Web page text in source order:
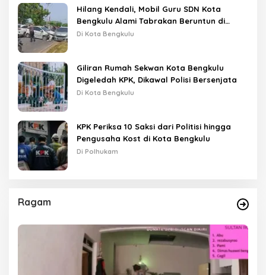
Hilang Kendali, Mobil Guru SDN Kota
Bengkulu Alami Tabrakan Beruntun di
Lampu Merah
Di Kota Bengkulu
Giliran Rumah Sekwan Kota Bengkulu
Digeledah KPK, Dikawal Polisi Bersenjata
Di Kota Bengkulu
KPK Periksa 10 Saksi dari Politisi hingga
Pengusaha Kost di Kota Bengkulu
Di Polhukam
Ragam